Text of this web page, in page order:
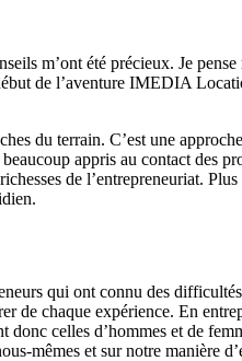
m’ont été précieux. Je
de l’aventure IMEDIA
du terrain. C’est une
appris au contact des
de l’entrepreneuriat.
qui ont connu des
de chaque expérience. En
celles d’hommes et de
mêmes et sur notre manière